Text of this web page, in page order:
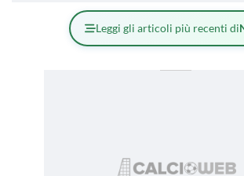
Leggi gli articoli più recenti di